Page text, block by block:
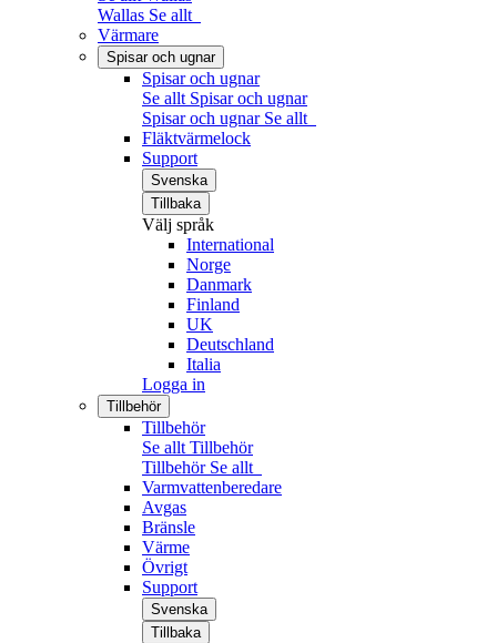
Wallas Se allt
Värmare
Spisar och ugnar
Spisar och ugnar
Se allt Spisar och ugnar
Spisar och ugnar Se allt
Fläktvärmelock
Support
Svenska
Tillbaka
Välj språk
International
Norge
Danmark
Finland
UK
Deutschland
Italia
Logga in
Tillbehör
Tillbehör
Se allt Tillbehör
Tillbehör Se allt
Varmvattenberedare
Avgas
Bränsle
Värme
Övrigt
Support
Svenska
Tillbaka